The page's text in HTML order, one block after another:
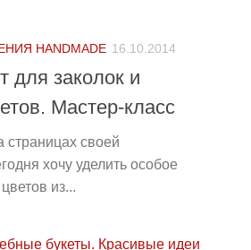
HANDMADE 16.10.2014
для заколок и
Мастер-класс
страницах своей
хочу уделить особое
из...